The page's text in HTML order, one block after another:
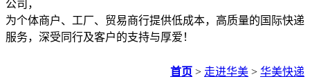
公司，
为个体商户、工厂、贸易商行提供低成本，高质量的国际快递
服务，深受同行及客户的支持与厚爱！
首页 > 走进华美 > 华美快递